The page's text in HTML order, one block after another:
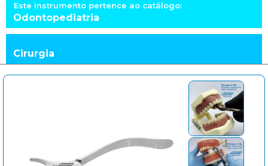
Este instrumento pertence ao catálogo:
Odontopediatria
Cirurgia